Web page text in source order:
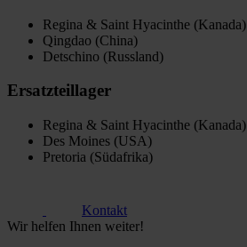
Regina & Saint Hyacinthe (Kanada)
Qingdao (China)
Detschino (Russland)
Ersatzteillager
Regina & Saint Hyacinthe (Kanada)
Des Moines (USA)
Pretoria (Südafrika)
Kontakt
Wir helfen Ihnen weiter!